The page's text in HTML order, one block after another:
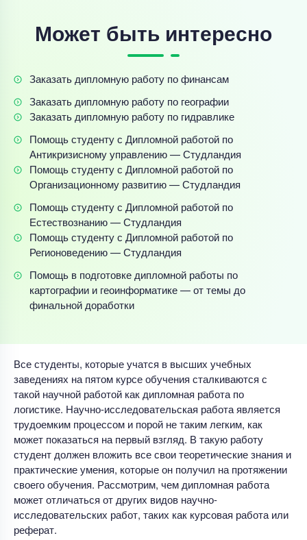
Может быть интересно
Заказать дипломную работу по финансам
Заказать дипломную работу по географии
Заказать дипломную работу по гидравлике
Помощь студенту с Дипломной работой по
Антикризисному управлению — Студландия
Помощь студенту с Дипломной работой по
Организационному развитию — Студландия
Помощь студенту с Дипломной работой по
Естествознанию — Студландия
Помощь студенту с Дипломной работой по
Регионоведению — Студландия
Помощь в подготовке дипломной работы по
картографии и геоинформатике — от темы до
финальной доработки
Все студенты, которые учатся в высших учебных
заведениях на пятом курсе обучения сталкиваются с
такой научной работой как дипломная работа по
логистике. Научно-исследовательская работа является
трудоемким процессом и порой не таким легким, как
может показаться на первый взгляд. В такую работу
студент должен вложить все свои теоретические знания и
практические умения, которые он получил на протяжении
своего обучения. Рассмотрим, чем дипломная работа
может отличаться от других видов научно-
исследовательских работ, таких как курсовая работа или
реферат.